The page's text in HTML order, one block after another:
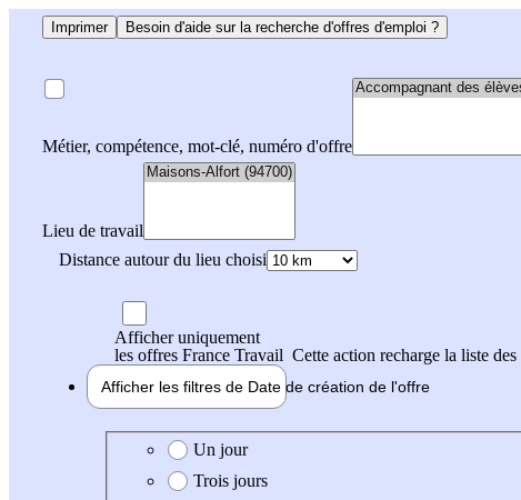
Imprimer Besoin d'aide sur la recherche d'offres d'emploi ?
Métier, compétence, mot-clé, numéro d'offre
Lieu de travail
Distance autour du lieu choisi
Afficher uniquement
les offres France Travail Cette action recharge la liste
Afficher les filtres de Date de création de l'offre
Date de création de l'offre
Un jour
Trois jours